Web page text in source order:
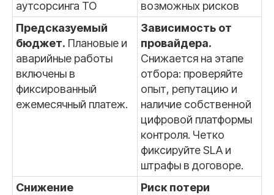
аутсорсинга ТО
возможных рисков
Предсказуемый
бюджет. Плановые и
аварийные работы
включены в
фиксированный
ежемесячный платеж.
Зависимость от
провайдера.
Снижается на этапе
отбора: проверяйте
опыт, репутацию и
наличие собственной
цифровой платформы
контроля. Четко
фиксируйте SLA и
штрафы в договоре.
Снижение
Риск потери